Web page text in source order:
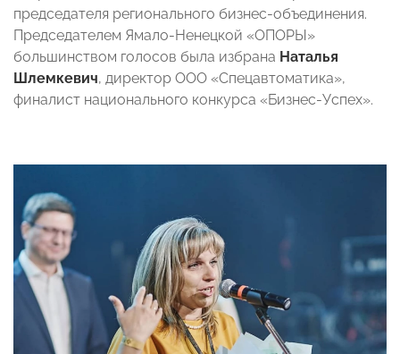
председателя регионального бизнес-объединения.
Председателем Ямало-Ненецкой «ОПОРЫ»
большинством голосов была избрана Наталья
Шлемкевич, директор ООО «Спецавтоматика»,
финалист национального конкурса «Бизнес-Успех».